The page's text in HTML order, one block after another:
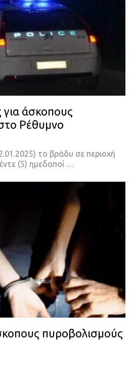
για άσκοπους
Ρέθυμνο
το βράδυ σε περιοχή
(5) ημεδαποί …
πυροβολισμούς